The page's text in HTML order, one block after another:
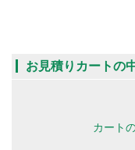
お見積りカートの
カート